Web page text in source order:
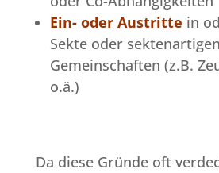
Ein- oder Austritte in
Sekte oder sektenartigen
Gemeinschaften (z.B.
o.ä.)
Da diese Gründe oft